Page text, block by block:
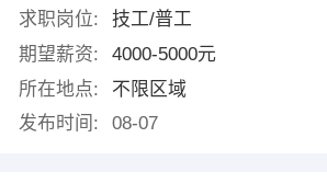
求职岗位:
技工/普工
期望薪资:
4000-5000元
所在地点:
不限区域
发布时间:
08-07